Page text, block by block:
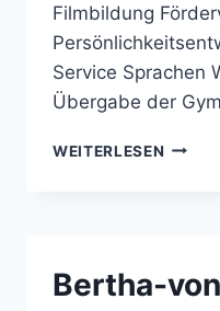
Filmbildung
Service Sprachen
Übergabe der
WEITERLESEN
BÄLLE
Bertha-